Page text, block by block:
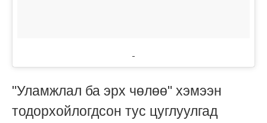
"Уламжлал ба эрх чөлөө" хэмээн
тодорхойлогдсон тус цуглуулгад